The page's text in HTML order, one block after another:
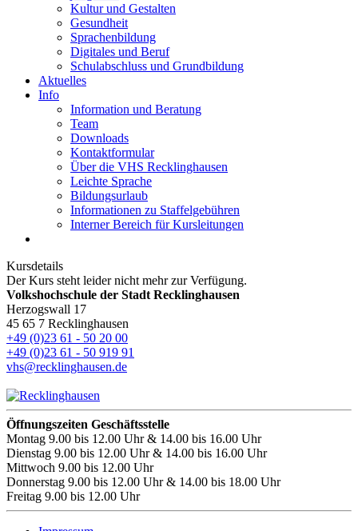
Kultur und Gestalten
Gesundheit
Sprachenbildung
Digitales und Beruf
Schulabschluss und Grundbildung
Aktuelles
Info
Information und Beratung
Team
Downloads
Kontaktformular
Über die VHS Recklinghausen
Leichte Sprache
Bildungsurlaub
Informationen zu Staffelgebühren
Interner Bereich für Kursleitungen
Kursdetails
Der Kurs steht leider nicht mehr zur Verfügung.
Volkshochschule der Stadt Recklinghausen
Herzogswall 17
45 65 7 Recklinghausen
+49 (0)23 61 - 50 20 00
+49 (0)23 61 - 50 919 91
vhs@recklinghausen.de
Öffnungszeiten Geschäftsstelle
Montag 9.00 bis 12.00 Uhr & 14.00 bis 16.00 Uhr
Dienstag 9.00 bis 12.00 Uhr & 14.00 bis 16.00 Uhr
Mittwoch 9.00 bis 12.00 Uhr
Donnerstag 9.00 bis 12.00 Uhr & 14.00 bis 18.00 Uhr
Freitag 9.00 bis 12.00 Uhr